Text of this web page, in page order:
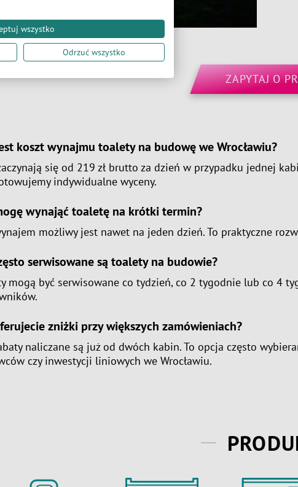
ZAPYTAJ O
koszt wynajmu toalety na budowę we Wrocławiu?
się od 219 zł brutto za dzień w przypadku jednej
indywidualne wyceny.
wynająć toaletę na krótki termin?
możliwy jest nawet na jeden dzień. To praktyczne
serwisowane są toalety na budowie?
mogą być serwisowane co tydzień, co 2 tygodnie lub co 4
zniżki przy większych zamówieniach?
naliczane są już od dwóch kabin. To opcja często
czy inwestycji liniowych we Wrocławiu.
wszystko
Odrzuć wszystko